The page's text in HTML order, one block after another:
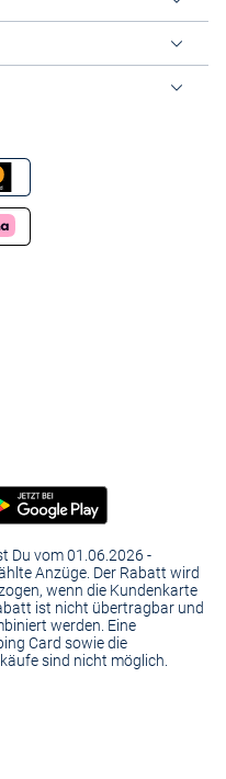
Du vom 01.06.2026 -
Anzüge. Der Rabatt wird
wenn die Kundenkarte
ist nicht übertragbar und
werden. Eine
Card sowie die
sind nicht möglich.